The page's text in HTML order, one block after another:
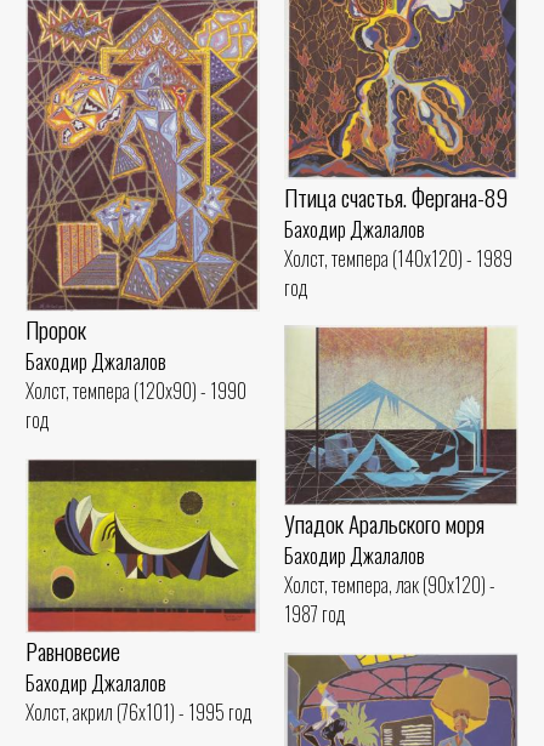
Птица счастья. Фергана-89
Баходир Джалалов
Холст, темпера (140x120) - 1989
год
Пророк
Баходир Джалалов
Холст, темпера (120x90) - 1990
год
Упадок Аральского моря
Баходир Джалалов
Холст, темпера, лак (90x120) -
1987 год
Равновесие
Баходир Джалалов
Холст, акрил (76x101) - 1995 год